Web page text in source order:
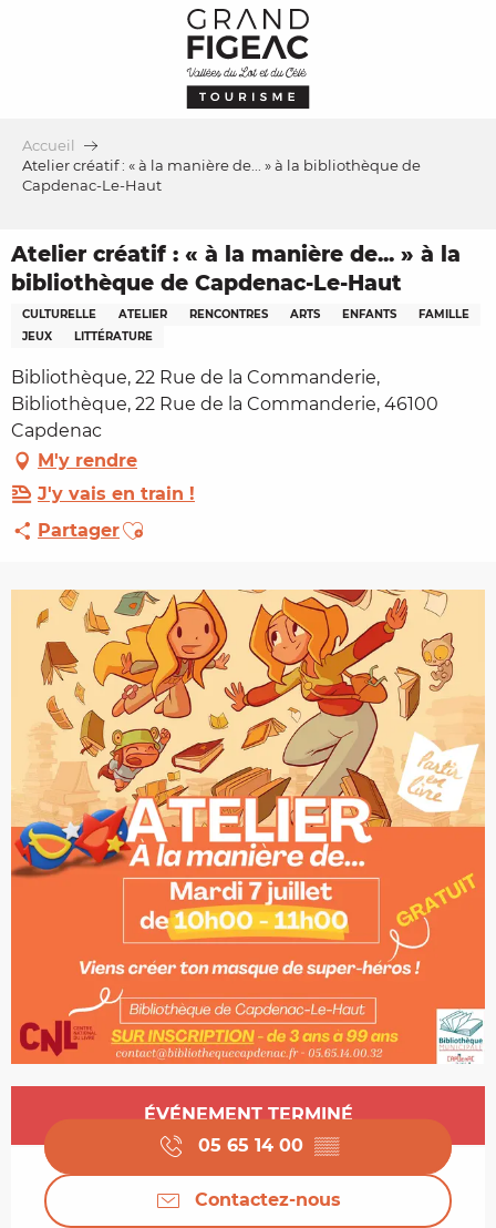
Accueil
Atelier créatif : « à la manière de... » à la bibliothèque de
Capdenac-Le-Haut
Atelier créatif : « à la manière de... » à la
bibliothèque de Capdenac-Le-Haut
CULTURELLE ATELIER RENCONTRES ARTS ENFANTS
FAMILLE
JEUX
LITTÉRATURE
Bibliothèque, 22 Rue de la Commanderie,
Bibliothèque, 22 Rue de la Commanderie, 46100
Capdenac
M'y rendre
J'y vais en train !
PartagerAjouter aux favoris
Ouverture et coordonnées
ÉVÉNEMENT TERMINÉ
05 65 14 00 ▒▒
Contactez-nous